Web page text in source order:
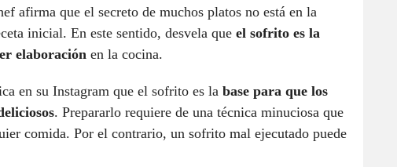
afirma que el secreto de muchos platos no está en la
inicial. En este sentido, desvela que el sofrito es la
elaboración en la cocina.
en su Instagram que el sofrito es la base para que los
. Prepararlo requiere de una técnica minuciosa que
comida. Por el contrario, un sofrito mal ejecutado puede